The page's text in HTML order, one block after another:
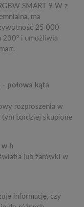
SMART 9 W z
ma
25 000
230° i umożliwia
połowa kąta
rozproszenia w
bardziej skupione
w h
lub żarówki w
informację, czy